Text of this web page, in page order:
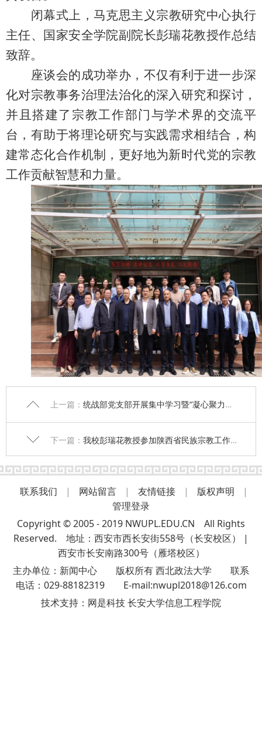
闭幕式上，马克思主义宗教研究中心执行
主任、国家安全学院副院长彭瑞花教授作总结
致辞。
座谈会的成功举办，不仅有利于进一步深
化对宗教事务治理法治化的深入研究和探讨，
并且搭建了宗教工作部门与学术界的交流平
台，有助于将理论研究与实践需求相结合，构
建常态化合作机制，更好地为新时代党的宗教
工作贡献智慧和力量。
上一篇： 统战部党支部开展集中学习暨“凝心聚力开新局 实干担当促发展”主题党日活动
下一篇： 我校彭瑞花教授参加陕西省民族宗教工作专家库座谈会
联系我们 | 网站留言 | 友情链接 | 版权声明
|
管理登录
Copyright © 2005 - 2019 NWUPL.EDU.CN All Rights
Reserved. 地址：西安市西长安街558号（长安校区） |
西安市长安南路300号（雁塔校区）
主办单位：新闻中心 版权所有 西北政法大学 联系
电话：029-88182319 E-mail:nwupl2018@126.com
技术支持： 网是科技 长安大学信息工程学院